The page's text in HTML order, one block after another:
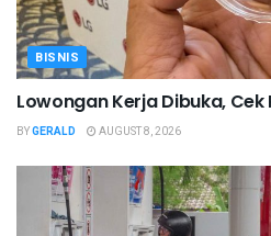
BISNIS
Lowongan Kerja Dibuka,
BYGERALD AUGUST 8, 2026